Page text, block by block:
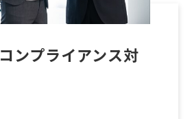
ンプライアンス対